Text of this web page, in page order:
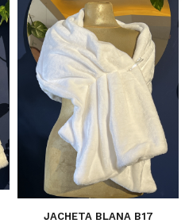
JACHETA BLANA B17